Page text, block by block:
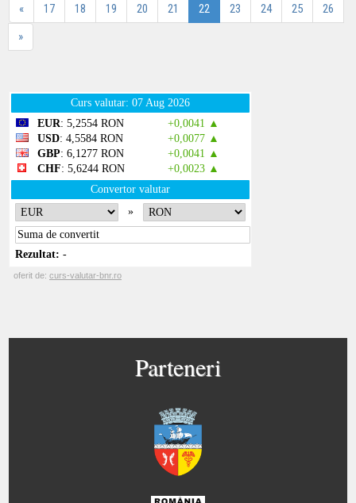
« 17 18 19 20 21 22 23 24 25
26
»
Parteneri